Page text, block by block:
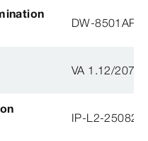
DW-
VA 1.12/20786
IP-L2-250825